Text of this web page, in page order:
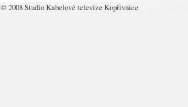
© 2008 Studio Kabelové televize Kopřivnice